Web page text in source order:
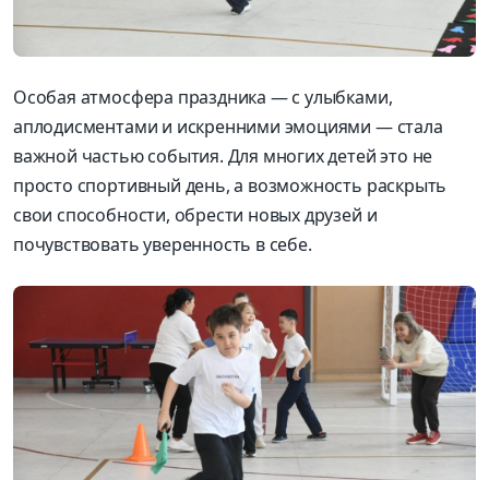
Особая атмосфера праздника — с улыбками,
аплодисментами и искренними эмоциями — стала
важной частью события. Для многих детей это не
просто спортивный день, а возможность раскрыть
свои способности, обрести новых друзей и
почувствовать уверенность в себе.